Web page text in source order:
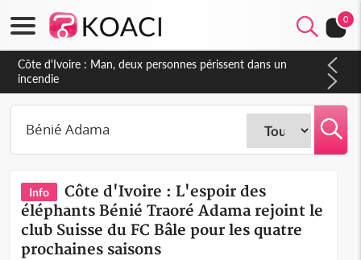
0
Côte d'Ivoire : Man, deux personnes périssent dans un
incendie
Info
Côte d'Ivoire : L'espoir des
éléphants Bénié Traoré Adama rejoint le
club Suisse du FC Bâle pour les quatre
prochaines saisons